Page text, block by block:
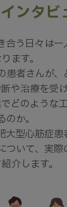
ンタビ
合う日々は一
ます。
患者さんが、
や治療を受
どのような
のか。
大型心筋症患
ついて、実際
介します。